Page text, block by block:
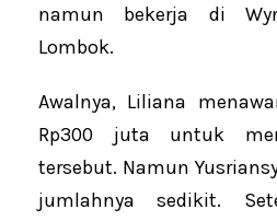
namun bekerja di
Lombok.
Awalnya, Liliana
Rp300 juta untuk
tersebut. Namun
jumlahnya sedikit.